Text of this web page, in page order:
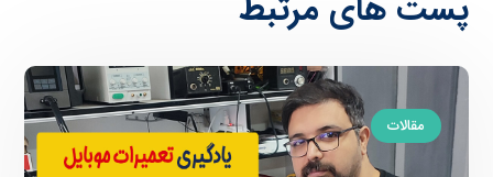
پست های مرتبط
مقالات